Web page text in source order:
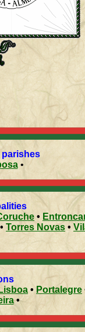
parishes
•
•
• Torres Novas •
Lisboa •Portalegre
•